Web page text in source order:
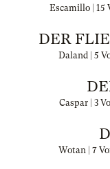
Escamillo | 15
DER
Daland | 5
Caspar | 3
Wotan | 7